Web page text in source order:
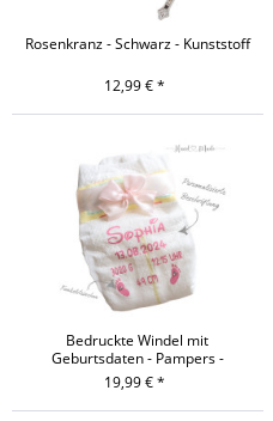
Rosenkranz - Schwarz - Kunststoff
12,99 € *
Bedruckte Windel mit
Geburtsdaten - Pampers -
Mädchen
19,99 € *